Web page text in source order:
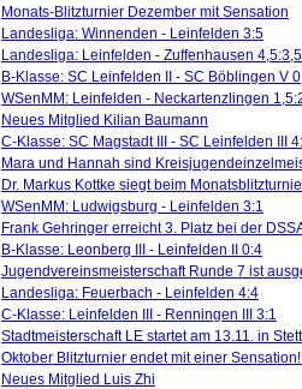
Monats-Blitzturnier Dezember mit Sensation
Landesliga: Winnenden - Leinfelden 3:5
Landesliga: Leinfelden - Zuffenhausen 4,5:3,5
B-Klasse: SC Leinfelden II - SC Böblingen V
WSenMM: Leinfelden - Neckartenzlingen
Neues Mitglied Kilian Baumann
C-Klasse: SC Magstadt III - SC Leinfelden III
Mara und Hannah sind
Dr. Markus Kottke siegt beim
WSenMM: Ludwigsburg - Leinfelden 3:1
Frank Gehringer erreicht 3. Platz bei der
B-Klasse: Leonberg III - Leinfelden II 0:4
Jugendvereinsmeisterschaft Runde 7 ist
Landesliga: Feuerbach - Leinfelden 4:4
C-Klasse: Leinfelden III - Renningen III 3:1
Stadtmeisterschaft LE startet am 13.11. in
Oktober Blitzturnier endet mit einer
Neues Mitglied Luis Zhi